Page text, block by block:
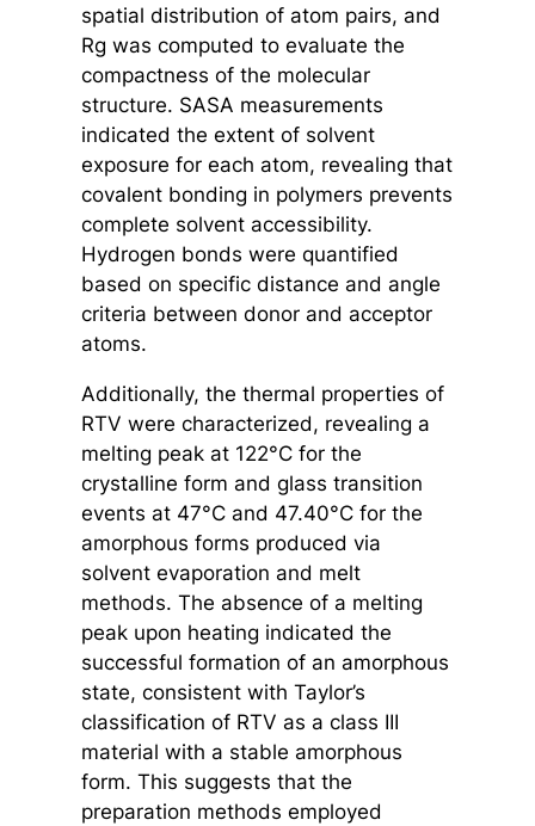
spatial distribution of atom pairs, and
Rg was computed to evaluate the
compactness of the molecular
structure. SASA measurements
indicated the extent of solvent
exposure for each atom, revealing that
covalent bonding in polymers prevents
complete solvent accessibility.
Hydrogen bonds were quantified
based on specific distance and angle
criteria between donor and acceptor
atoms.
Additionally, the thermal properties of
RTV were characterized, revealing a
melting peak at 122°C for the
crystalline form and glass transition
events at 47°C and 47.40°C for the
amorphous forms produced via
solvent evaporation and melt
methods. The absence of a melting
peak upon heating indicated the
successful formation of an amorphous
state, consistent with Taylor’s
classification of RTV as a class III
material with a stable amorphous
form. This suggests that the
preparation methods employed